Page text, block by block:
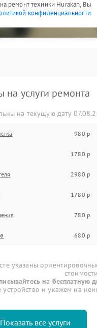
ремонт техники Hurakan, Вы
конфиденциальности
на услуги ремонта
на текущую дату
980 р
1780 р
2980 р
1780 р
780 р
680 р
указаны
на бесплатную
и укажем на
Показать все услуги